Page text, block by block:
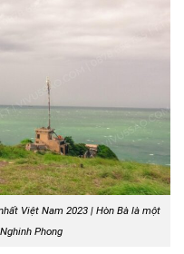
Việt Nam 2023 | Hòn Bà là một
Phong